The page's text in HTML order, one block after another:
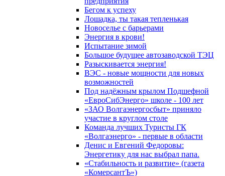
Бегом к успеху
Лошадка, ты такая тепленькая
Новоселье с барьерами
Энергия в крови!
Испытание зимой
Большое будущее автозаводской ТЭЦ
Разыскивается энергия!
ВЭС - новые мощности для новых
возможностей
Под надёжным крылом Подшефной
«ЕвроСибЭнерго» школе - 100 лет
«ЗАО Волгаэнергосбыт» приняло
участие в круглом столе
Команда лучших Туристы ГК
«Волгаэнерго» - первые в области
Денис и Евгений Федоровы:
Энергетику для нас выбрал папа.
«Стабильность и развитие» (газета
«КомерсантЪ»)